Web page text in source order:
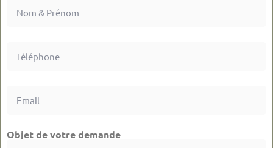
Objet de votre demande